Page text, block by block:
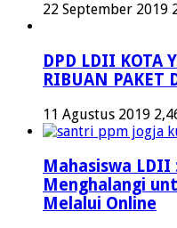
22 September 2019
DPD LDII KOTA
RIBUAN PAKET
11 Agustus 2019
Mahasiswa LDII
Menghalangi
Melalui Online